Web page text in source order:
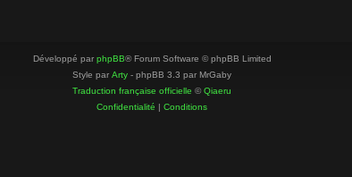
Développé par phpBB® Forum Software © phpBB Limited
Style par Arty - phpBB 3.3 par MrGaby
Traduction française officielle ©Qiaeru
Confidentialité | Conditions